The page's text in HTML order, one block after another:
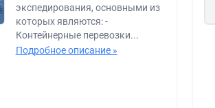
экспедирования, основными из
которых являются: -
Контейнерные перевозки...
Подробное описание »